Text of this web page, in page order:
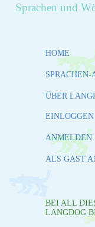
Sprachen und
HOME
SPRACHEN-
ÜBER
EINLOGGEN
ANMELDEN
ALS GAST
BEI ALL
LANGDOG